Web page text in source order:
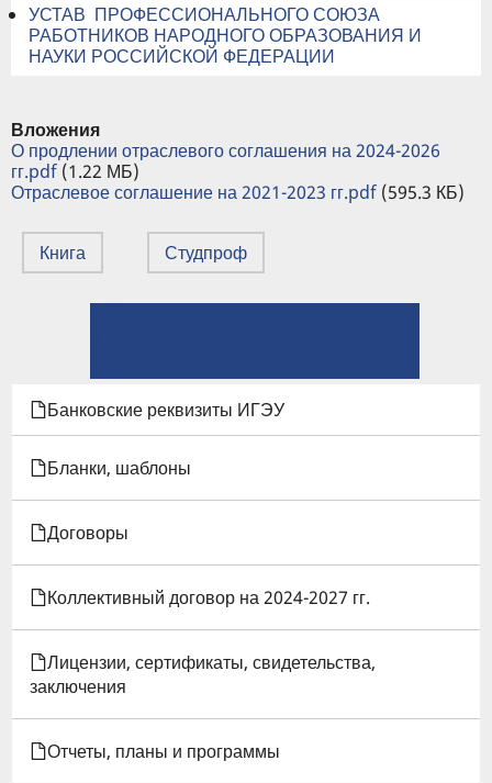
УСТАВ ПРОФЕССИОНАЛЬНОГО СОЮЗА
РАБОТНИКОВ НАРОДНОГО ОБРАЗОВАНИЯ И
НАУКИ РОССИЙСКОЙ ФЕДЕРАЦИИ
Вложения
О продлении отраслевого соглашения на 2024-2026
гг.pdf (1.22 МБ)
Отраслевое соглашение на 2021-2023 гг.pdf (595.3 КБ)
Книга Студпроф
КНИГИ
ДЛЯ
ОТРАСЛЕВОЕ
СОГЛАШЕНИЕ
ПО
ОРГАНИЗАЦИЯМ,
НАХОДЯЩИМСЯ
В
ВЕДЕНИИ
Банковские реквизиты ИГЭУ
Бланки, шаблоны
Договоры
Коллективный договор на 2024-2027 гг.
Лицензии, сертификаты, свидетельства,
заключения
Отчеты, планы и программы